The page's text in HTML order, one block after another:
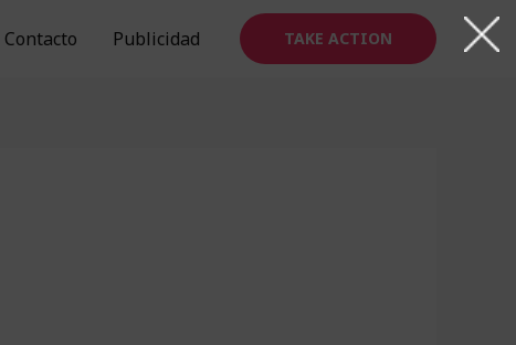
Contacto Publicidad TAKE ACTION